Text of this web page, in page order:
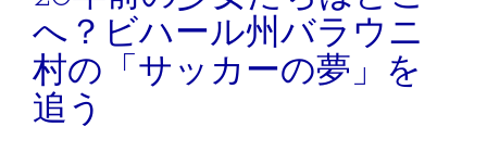
へ？ビハール州バラウニ
村の「サッカーの夢」を
追う